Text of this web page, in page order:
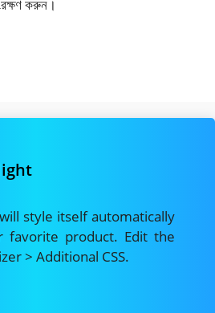
করুন।
style itself automatically
favorite product. Edit the
> Additional CSS.